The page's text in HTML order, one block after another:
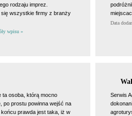
rodzaju imprez.
wszystkie firmy z branży
wpisu »
Data
ta osoba, którą mocno
po prostu powinna wejść na
prawda jest taka, iż w
Serwis